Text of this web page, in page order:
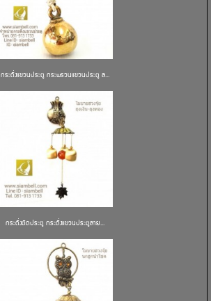
กระดิ่งแขวนประตู กระพรวนแขวนประตู ล...
กระดิ่งติดประตู กระดิ่งแขวนประตูลาย...